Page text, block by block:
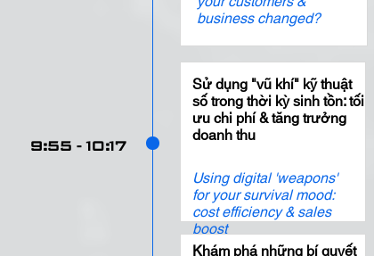
business changed?
Sử dụng "vũ khí" kỹ thuật
số trong thời kỳ sinh tồn: tối
ưu chi phí & tăng trưởng
doanh thu
Using digital 'weapons'
for your survival mood:
cost efficiency & sales
boost
9:55 - 10:17